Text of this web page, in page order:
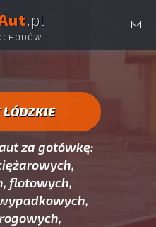
.pl
POWYPADKOWYCH.
ŁÓDZKIE
za gotówkę:
flotowych,